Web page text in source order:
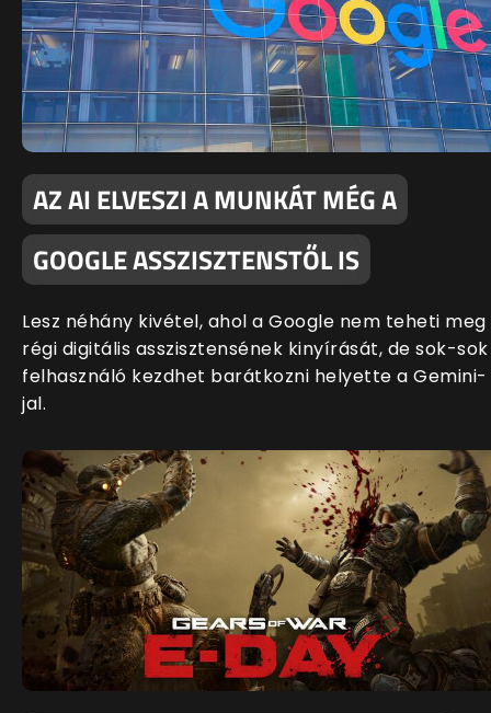
AZ AI ELVESZI A MUNKÁT MÉG A
GOOGLE ASSZISZTENSTŐL IS
Lesz néhány kivétel, ahol a Google nem teheti meg
régi digitális asszisztensének kinyírását, de sok-sok
felhasználó kezdhet barátkozni helyette a Gemini-
jal.